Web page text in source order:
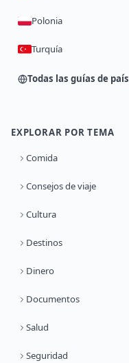
Polonia
Turquía
Todas las guías de país
EXPLORAR POR TEMA
Comida
Consejos de viaje
Cultura
Destinos
Dinero
Documentos
Salud
Seguridad